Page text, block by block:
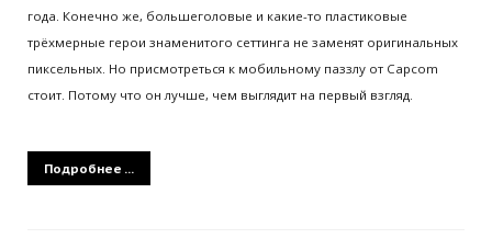
года. Конечно же, большеголовые и какие-то пластиковые
трёхмерные герои знаменитого сеттинга не заменят оригинальных
пиксельных. Но присмотреться к мобильному паззлу от Capcom
стоит. Потому что он лучше, чем выглядит на первый взгляд.
Подробнее ...